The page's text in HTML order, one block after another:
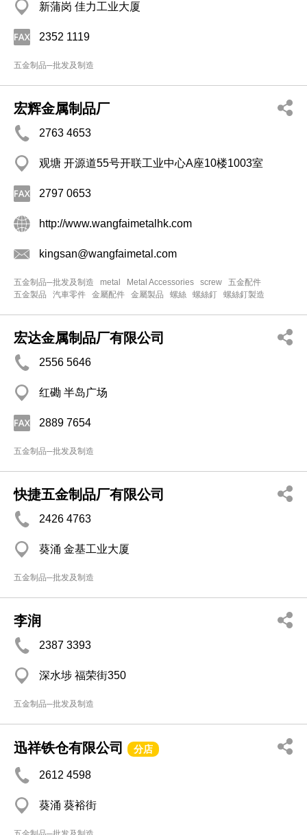
新蒲岗 佳力工业大厦
2352 1119
五金制品─批发及制造
宏辉金属制品厂
2763 4653
观塘 开源道55号开联工业中心A座10楼1003室
2797 0653
http://www.wangfaimetalhk.com
kingsan@wangfaimetal.com
五金制品─批发及制造 metal Metal Accessories screw
五金配件
五金製品
汽車零件 金屬配件 金屬製品 螺絲 螺絲釘 螺絲釘製造
宏达金属制品厂有限公司
2556 5646
红磡 半岛广场
2889 7654
五金制品─批发及制造
快捷五金制品厂有限公司
2426 4763
葵涌 金基工业大厦
五金制品─批发及制造
李润
2387 3393
深水埗 福荣街350
五金制品─批发及制造
迅祥铁仓有限公司 分店
2612 4598
葵涌 葵裕街